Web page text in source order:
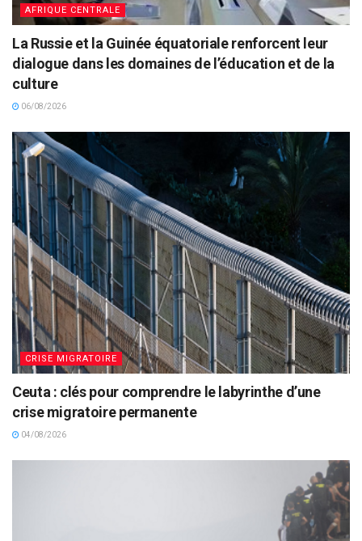
AFRIQUE CENTRALE
La Russie et la Guinée équatoriale renforcent leur
dialogue dans les domaines de l’éducation et de la
culture
06/08/2026
CRISE MIGRATOIRE
Ceuta : clés pour comprendre le labyrinthe d’une
crise migratoire permanente
04/08/2026